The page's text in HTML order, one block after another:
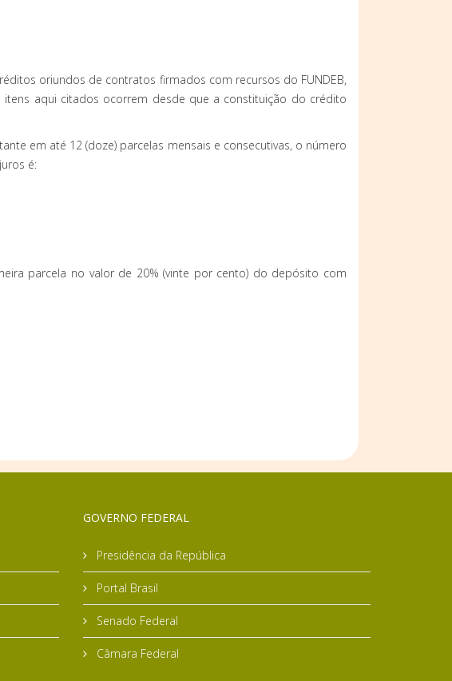
oriundos de contratos firmados com recursos do FUNDEB,
aqui citados ocorrem desde que a constituição do crédito
em até 12 (doze) parcelas mensais e consecutivas, o número
é:
parcela no valor de 20% (vinte por cento) do depósito com
GOVERNO FEDERAL
Presidência da República
Portal Brasil
Senado Federal
Câmara Federal